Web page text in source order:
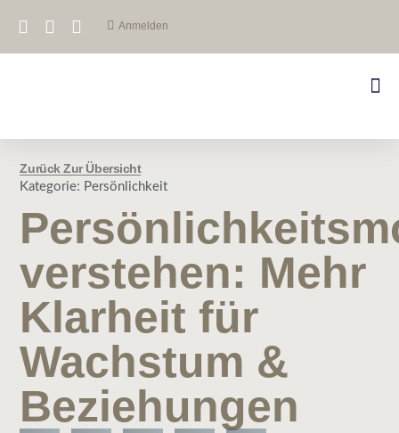
Anmelden
Zurück Zur Übersicht
Kategorie: Persönlichkeit
verstehen: Mehr
Klarheit für
Wachstum &
Beziehungen